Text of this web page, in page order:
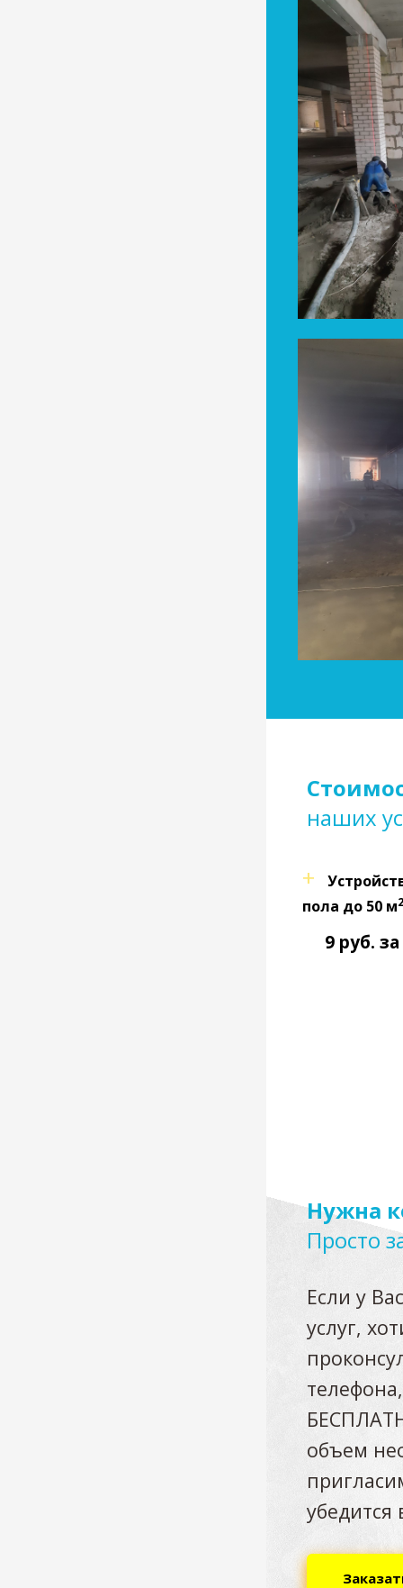
наших
пола до 50 м2
9 руб.
Нужна
Просто
Если у
услуг,
объем
убедится